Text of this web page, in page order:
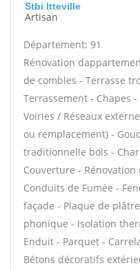
Stbi Itteville
Artisan
Département: 91
Rénovation
de combles - Terrasse
Terrassement - Chapes
Voiries / Réseaux
ou remplacement) -
traditionnelle bois -
Couverture -
Conduits de Fumée -
façade - Plaque de
phonique - Isolation
Enduit - Parquet -
Bétons décoratifs